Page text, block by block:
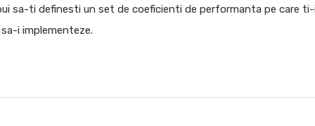
sa-ti definesti un set de coeficienti de performanta pe care
i implementeze.